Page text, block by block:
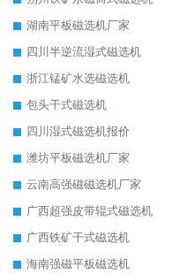
湖南平板磁选机厂家
四川半逆流湿式磁选机
浙江锰矿水选磁选机
包头干式磁选机
四川湿式磁选机报价
潍坊平板磁选机厂家
云南高强磁磁选机厂家
广西超强皮带辊式磁选机
广西铁矿干式磁选机
海南强磁平板磁选机